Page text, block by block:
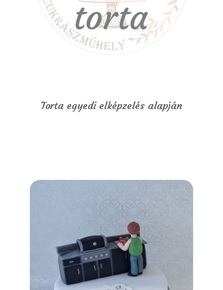
Torta egyedi elképzelés alapján